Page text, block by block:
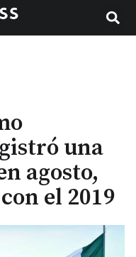
una
agosto,
el 2019